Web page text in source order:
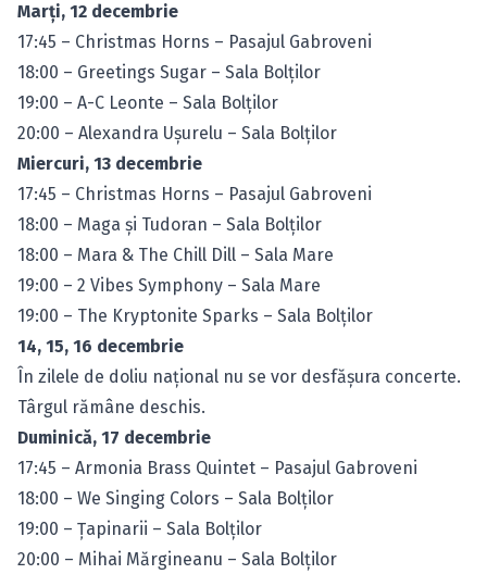
Marţi, 12 decembrie
17:45 – Christmas Horns – Pasajul Gabroveni
18:00 – Greetings Sugar – Sala Bolţilor
19:00 – A-C Leonte – Sala Bolţilor
20:00 – Alexandra Ușurelu – Sala Bolţilor
Miercuri, 13 decembrie
17:45 – Christmas Horns – Pasajul Gabroveni
18:00 – Maga și Tudoran – Sala Bolţilor
18:00 – Mara & The Chill Dill – Sala Mare
19:00 – 2 Vibes Symphony – Sala Mare
19:00 – The Kryptonite Sparks – Sala Bolţilor
14, 15, 16 decembrie
În zilele de doliu naţional nu se vor desfășura concerte.
Târgul rămâne deschis.
Duminică, 17 decembrie
17:45 – Armonia Brass Quintet – Pasajul Gabroveni
18:00 – We Singing Colors – Sala Bolţilor
19:00 – Ţapinarii – Sala Bolţilor
20:00 – Mihai Mărgineanu – Sala Bolţilor